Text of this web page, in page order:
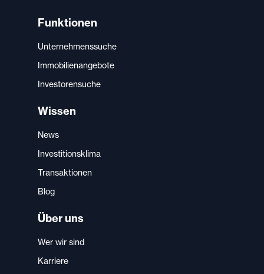
Funktionen
Unternehmenssuche
Immobilienangebote
Investorensuche
Wissen
News
Investitionsklima
Transaktionen
Blog
Über uns
Wer wir sind
Karriere